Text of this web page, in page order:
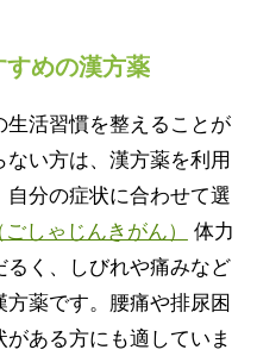
すめの漢方薬
生活習慣を整えることが
い方は、漢方薬を利用
分の症状に合わせて選
しゃじんきがん）
体力
く、しびれや痛みなど
薬です。腰痛や排尿困
ある方にも適していま